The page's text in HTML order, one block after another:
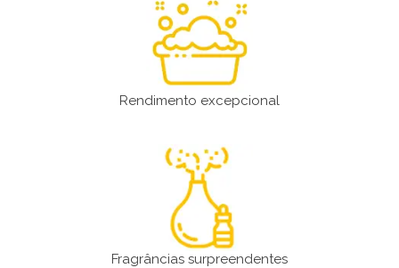
Rendimento excepcional
Fragrâncias surpreendentes